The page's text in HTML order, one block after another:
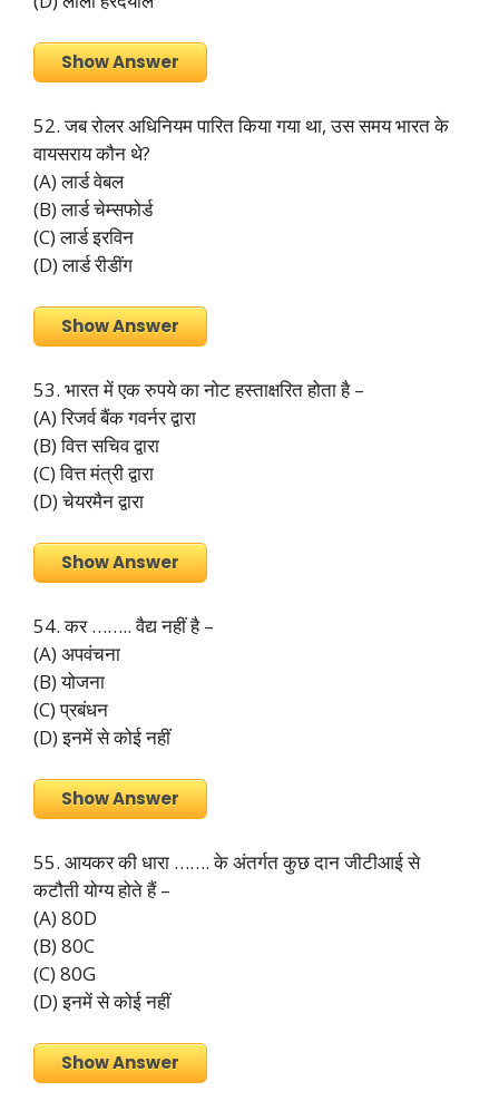
Show Answer
52. जब रोलर अधिनियम पारित किया गया था, उस समय भारत के
वायसराय कौन थे?
(A) लार्ड वेबल
(B) लार्ड चेम्सफोर्ड
(C) लार्ड इरविन
(D) लार्ड रीडींग
Show Answer
53. भारत में एक रुपये का नोट हस्ताक्षरित होता है –
(A) रिजर्व बैंक गवर्नर द्वारा
(B) वित्त सचिव द्वारा
(C) वित्त मंत्री द्वारा
(D) चेयरमैन द्वारा
Show Answer
54. कर …….. वैद्य नहीं है –
(A) अपवंचना
(B) योजना
(C) प्रबंधन
(D) इनमें से कोई नहीं
Show Answer
55. आयकर की धारा ……. के अंतर्गत कुछ दान जीटीआई से
कटौती योग्य होते हैं –
(A) 80D
(B) 80C
(C) 80G
(D) इनमें से कोई नहीं
Show Answer